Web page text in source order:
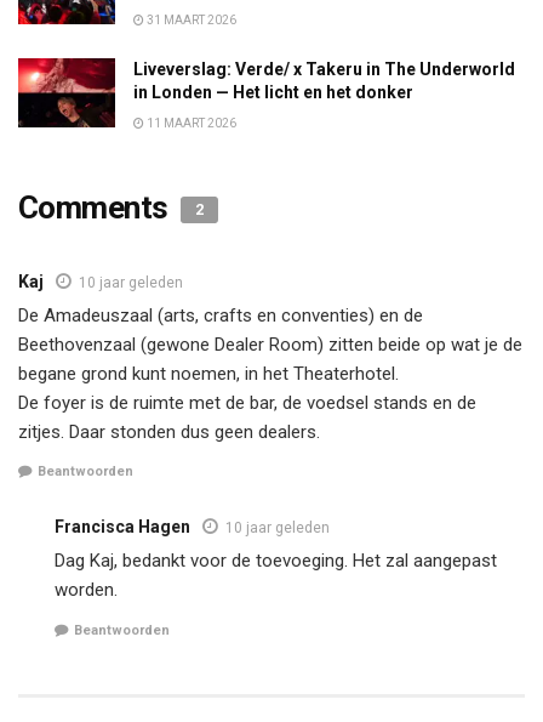
31 MAART 2026
Liveverslag: Verde/ x Takeru in The Underworld
in Londen — Het licht en het donker
11 MAART 2026
Comments 2
Kaj 10 jaar geleden
De Amadeuszaal (arts, crafts en conventies) en de
Beethovenzaal (gewone Dealer Room) zitten beide op wat je de
begane grond kunt noemen, in het Theaterhotel.
De foyer is de ruimte met de bar, de voedsel stands en de
zitjes. Daar stonden dus geen dealers.
Beantwoorden
Francisca Hagen 10 jaar geleden
Dag Kaj, bedankt voor de toevoeging. Het zal aangepast
worden.
Beantwoorden